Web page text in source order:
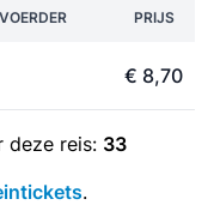
PRIJS
€ 8,70
deze reis: 33
.